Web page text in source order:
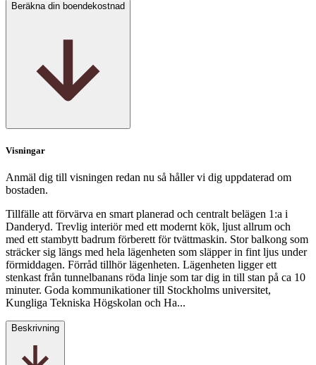
Beräkna din boendekostnad
Visningar
Anmäl dig till visningen redan nu så håller vi dig uppdaterad om
bostaden.
Tillfälle att förvärva en smart planerad och centralt belägen 1:a i
Danderyd. Trevlig interiör med ett modernt kök, ljust allrum och
med ett stambytt badrum förberett för tvättmaskin. Stor balkong som
sträcker sig längs med hela lägenheten som släpper in fint ljus under
förmiddagen. Förråd tillhör lägenheten. Lägenheten ligger ett
stenkast från tunnelbanans röda linje som tar dig in till stan på ca 10
minuter. Goda kommunikationer till Stockholms universitet,
Kungliga Tekniska Högskolan och Ha...
Beskrivning